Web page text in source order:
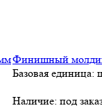
Финишный
Базовая единица:
Наличие: под